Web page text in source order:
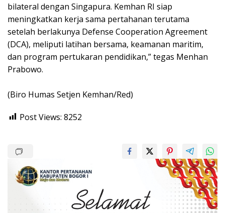
bilateral dengan Singapura. Kemhan RI siap
meningkatkan kerja sama pertahanan terutama
setelah berlakunya Defense Cooperation Agreement
(DCA), meliputi latihan bersama, keamanan maritim,
dan program pertukaran pendidikan,” tegas Menhan
Prabowo.
(Biro Humas Setjen Kemhan/Red)
Post Views: 8252